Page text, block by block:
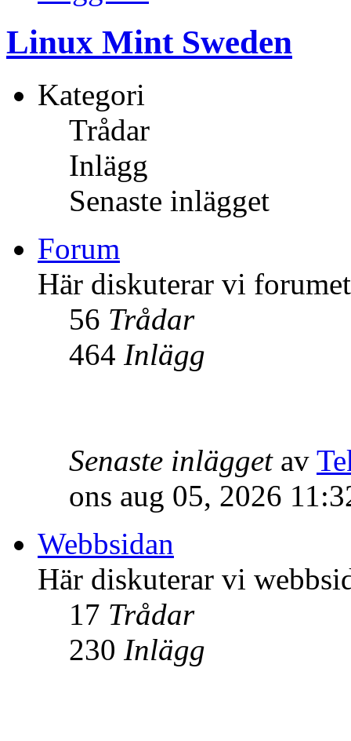
Linux Mint Sweden
Kategori
Trådar
Inlägg
Senaste inlägget
Forum
Här diskuterar vi
56 Trådar
464 Inlägg
Senaste inläggetav
ons aug 05, 2026
Webbsidan
Här diskuterar vi
17 Trådar
230 Inlägg